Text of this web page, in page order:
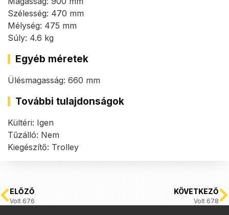
Szélesség: 470 mm
Mélység: 475 mm
Súly: 4.6 kg
Egyéb méretek
Ülésmagasság: 660 mm
További tulajdonságok
Kültéri: Igen
Tűzálló: Nem
Kiegészítő: Trolley
ELŐZŐ
Volt 676
KÖVETKEZŐ
Volt 678